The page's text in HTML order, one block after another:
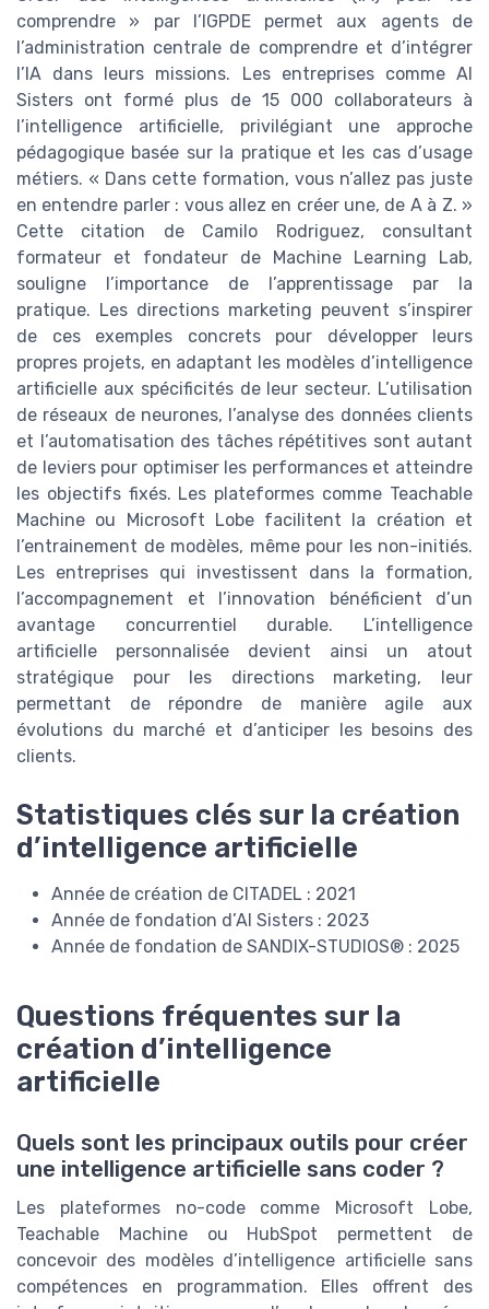
comprendre » par l’IGPDE permet aux agents de
l’administration centrale de comprendre et d’intégrer
l’IA dans leurs missions. Les entreprises comme AI
Sisters ont formé plus de 15 000 collaborateurs à
l’intelligence artificielle, privilégiant une approche
pédagogique basée sur la pratique et les cas d’usage
métiers. « Dans cette formation, vous n’allez pas juste
en entendre parler : vous allez en créer une, de A à Z. »
Cette citation de Camilo Rodriguez, consultant
formateur et fondateur de Machine Learning Lab,
souligne l’importance de l’apprentissage par la
pratique. Les directions marketing peuvent s’inspirer
de ces exemples concrets pour développer leurs
propres projets, en adaptant les modèles d’intelligence
artificielle aux spécificités de leur secteur. L’utilisation
de réseaux de neurones, l’analyse des données clients
et l’automatisation des tâches répétitives sont autant
de leviers pour optimiser les performances et atteindre
les objectifs fixés. Les plateformes comme Teachable
Machine ou Microsoft Lobe facilitent la création et
l’entrainement de modèles, même pour les non-initiés.
Les entreprises qui investissent dans la formation,
l’accompagnement et l’innovation bénéficient d’un
avantage concurrentiel durable. L’intelligence
artificielle personnalisée devient ainsi un atout
stratégique pour les directions marketing, leur
permettant de répondre de manière agile aux
évolutions du marché et d’anticiper les besoins des
clients.
Statistiques clés sur la création
d’intelligence artificielle
Année de création de CITADEL : 2021
Année de fondation d’AI Sisters : 2023
Année de fondation de SANDIX-STUDIOS® : 2025
Questions fréquentes sur la
création d’intelligence
artificielle
Quels sont les principaux outils pour créer
une intelligence artificielle sans coder ?
Les plateformes no-code comme Microsoft Lobe,
Teachable Machine ou HubSpot permettent de
concevoir des modèles d’intelligence artificielle sans
compétences en programmation. Elles offrent des